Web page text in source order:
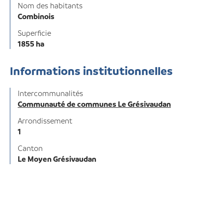
Nom des habitants
Combinois
Superficie
1855 ha
Informations institutionnelles
Intercommunalités
Communauté de communes Le Grésivaudan
Arrondissement
1
Canton
Le Moyen Grésivaudan